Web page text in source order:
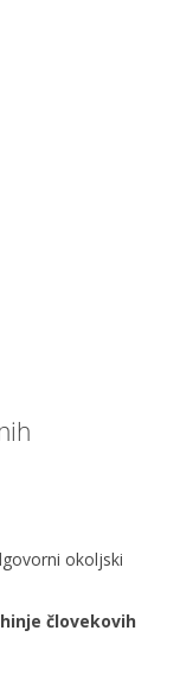
okoljski
človekovih